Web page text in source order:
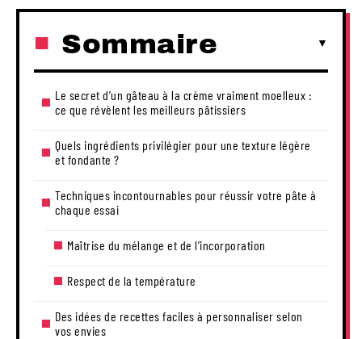
Sommaire
Le secret d’un gâteau à la crème vraiment moelleux :
ce que révèlent les meilleurs pâtissiers
Quels ingrédients privilégier pour une texture légère
et fondante ?
Techniques incontournables pour réussir votre pâte à
chaque essai
Maîtrise du mélange et de l’incorporation
Respect de la température
Des idées de recettes faciles à personnaliser selon
vos envies